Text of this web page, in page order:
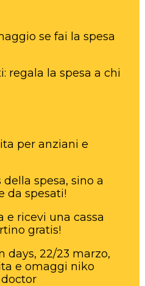
se fai la spesa
regala la spesa a chi
per anziani e
spesa, sino a
da spesati!
e ricevi una cassa
gratis!
days, 22/23 marzo,
e omaggi niko